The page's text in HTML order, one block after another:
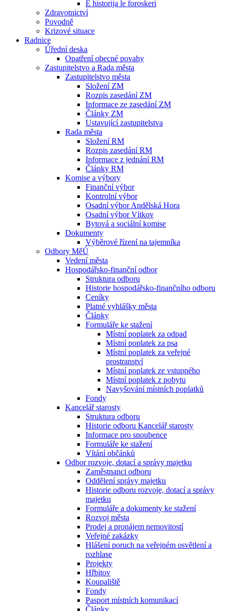
E historija le foroskeri
Zdravotnictví
Povodně
Krizové situace
Radnice
Úřední deska
Opatření obecné povahy
Zastupitelstvo a Rada města
Zastupitelstvo města
Složení ZM
Rozpis zasedání ZM
Informace ze zasedání ZM
Články ZM
Ustavující zastupitelstva
Rada města
Složení RM
Rozpis zasedání RM
Informace z jednání RM
Články RM
Komise a výbory
Finanční výbor
Kontrolní výbor
Osadní výbor Andělská Hora
Osadní výbor Vítkov
Bytová a sociální komise
Dokumenty
Výběrové řízení na tajemníka
Odbory MěÚ
Vedení města
Hospodářsko-finanční odbor
Struktura odboru
Historie hospodářsko-finančního odboru
Ceníky
Platné vyhlášky města
Články
Formuláře ke stažení
Místní poplatek za odpad
Místní poplatek za psa
Místní poplatek za veřejné
prostranství
Místní poplatek ze vstupného
Místní poplatek z pobytu
Navyšování místních poplatků
Fondy
Kancelář starosty
Struktura odboru
Historie odboru Kancelář starosty
Informace pro snoubence
Formuláře ke stažení
Vítání občánků
Odbor rozvoje, dotací a správy majetku
Zaměstnanci odboru
Oddělení správy majetku
Historie odboru rozvoje, dotací a správy
majetku
Formuláře a dokumenty ke stažení
Rozvoj města
Prodej a pronájem nemovitostí
Veřejné zakázky
Hlášení poruch na veřejném osvětlení a
rozhlase
Projekty
Hřbitov
Koupaliště
Fondy
Pasport místních komunikací
Články